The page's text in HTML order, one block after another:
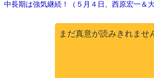
中長期は強気継続！（５月４日、西原宏一＆大
まだ真意が読みきれませ